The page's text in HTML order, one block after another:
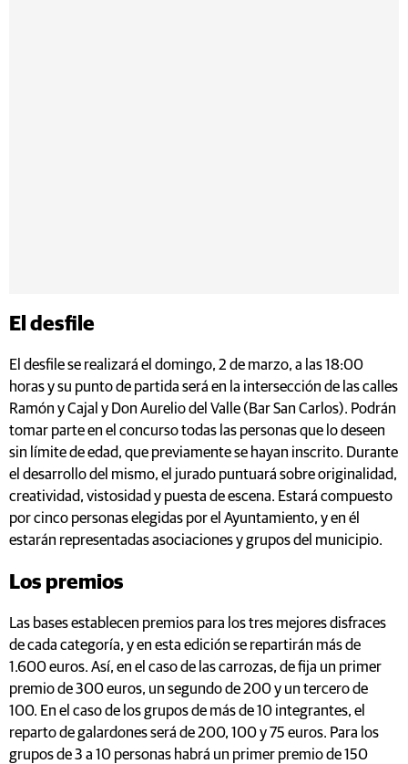
El desfile
El desfile se realizará el domingo, 2 de marzo, a las 18:00
horas y su punto de partida será en la intersección de las calles
Ramón y Cajal y Don Aurelio del Valle (Bar San Carlos). Podrán
tomar parte en el concurso todas las personas que lo deseen
sin límite de edad, que previamente se hayan inscrito. Durante
el desarrollo del mismo, el jurado puntuará sobre originalidad,
creatividad, vistosidad y puesta de escena. Estará compuesto
por cinco personas elegidas por el Ayuntamiento, y en él
estarán representadas asociaciones y grupos del municipio.
Los premios
Las bases establecen premios para los tres mejores disfraces
de cada categoría, y en esta edición se repartirán más de
1.600 euros. Así, en el caso de las carrozas, de fija un primer
premio de 300 euros, un segundo de 200 y un tercero de
100. En el caso de los grupos de más de 10 integrantes, el
reparto de galardones será de 200, 100 y 75 euros. Para los
grupos de 3 a 10 personas habrá un primer premio de 150